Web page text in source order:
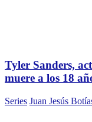
Tyler Sanders,
muere a los 18
Series Juan Jesús